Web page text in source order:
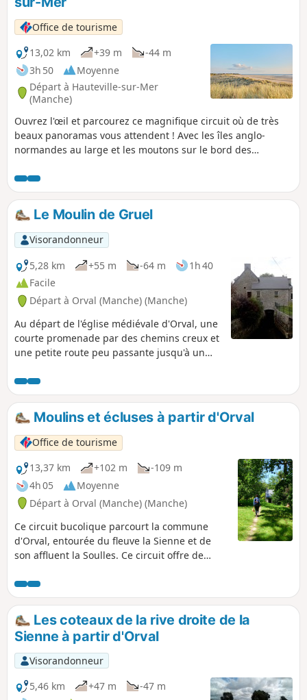
Office de tourisme
13,02 km
+39 m
-44 m
3h 50
Moyenne
Départ à Hauteville-sur-Mer
(Manche)
Ouvrez l'œil et parcourez ce magnifique circuit où de très
beaux panoramas vous attendent ! Avec les îles anglo-
normandes au large et les moutons sur le bord des
littoral et ses alentours.
Le Moulin de Gruel
Visorandonneur
5,28 km
+55 m -64 m
1h 40
Facile
Départ à Orval (Manche) (Manche)
Au départ de l'église médiévale d'Orval, une
courte promenade par des chemins creux et
une petite route peu passante jusqu'à un
Moulins et écluses à partir d'Orval
Office de tourisme
13,37 km
+102 m
-109 m
4h 05
Moyenne
Départ à Orval (Manche) (Manche)
Ce circuit bucolique parcourt la commune
d'Orval, entourée du fleuve la Sienne et de
son affluent la Soulles. Ce circuit offre de
de Coutances et permet la découverte d'une
nature préservée et riche.
Les coteaux de la rive droite de la
Sienne à partir d'Orval
Visorandonneur
5,46 km
+47 m
-47 m